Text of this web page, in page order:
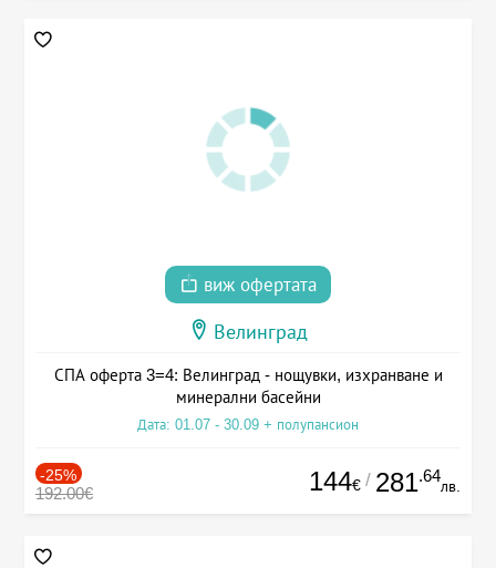
виж офертата
Велинград
СПА оферта 3=4: Велинград - нощувки, изхранване и
минерални басейни
Дата: 01.07 - 30.09 + полупансион
-25%
192.00€ 144€ / 281.64
лв.